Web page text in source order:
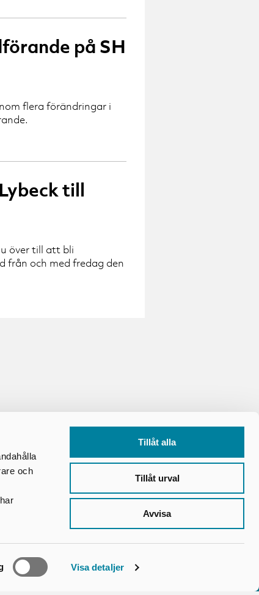
och
Visa detaljer
Tillåt alla
Tillåt urval
Avvisa
på SH
flera förändringar i
till
över till att bli
från och med fredag den
Kontakt
Villkor & Blanketter
Frågor & svar